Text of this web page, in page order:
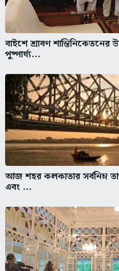
বাইশে শ্রাবণ
পুষ্পার্ঘ্য...
আজ শহর কলকাতার সর্বনিম্ন
এবং ...